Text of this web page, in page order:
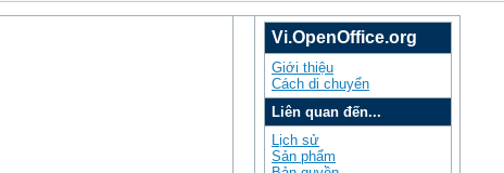
Vi.OpenOffice.org
Giới thiệu
Cách di chuyển
Liên quan đến...
Lịch sử
Sản phẩm